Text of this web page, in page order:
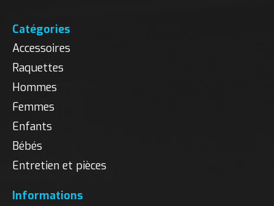
Catégories
Accessoires
Raquettes
Hommes
Femmes
Enfants
Bébés
Entretien et pièces
Informations